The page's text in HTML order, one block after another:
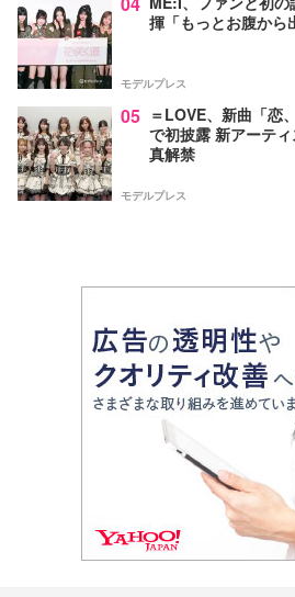
揮「もっとお腹から
モデルプレス
05 ＝LOVE、新曲「恋
で初披露 新アーテ
真解禁
モデルプレス